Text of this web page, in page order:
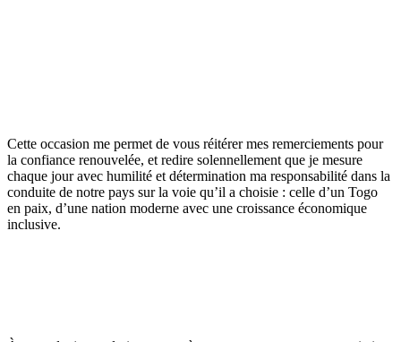
Cette occasion me permet de vous réitérer mes remerciements pour
la confiance renouvelée, et redire solennellement que je mesure
chaque jour avec humilité et détermination ma responsabilité dans la
conduite de notre pays sur la voie qu’il a choisie : celle d’un Togo
en paix, d’une nation moderne avec une croissance économique
inclusive.